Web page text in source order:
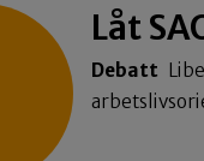
Låt
Debatt